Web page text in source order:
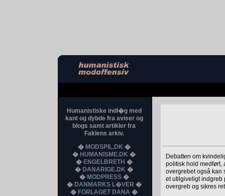
Humanistiske indl�g med
kant og dybde fra aviser og
blogs samt artikler fra
Faklens arkiv.
� MODSPIL.DK �
� HUMANISME.DK �
� ENGELBRETH �
� DANARIGE.DK �
� MODPRESS�
� DANMARKS L�VER �
� FORLAGET DANA �
Debatten om
politisk hold medført,
overgrebet også kan
et utilgiveligt indgreb
overgreb og sikres